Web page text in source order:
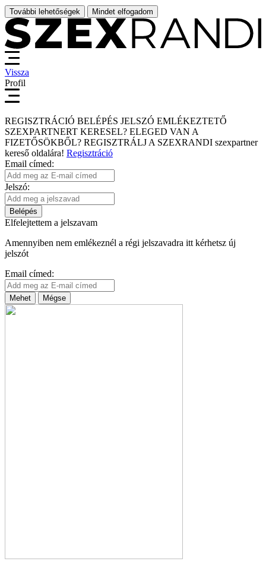
További lehetőségek Mindet elfogadom
Vissza
Profil
REGISZTRÁCIÓ BELÉPÉS JELSZÓ EMLÉKEZTETŐ
SZEXPARTNERT KERESEL? ELEGED VAN A
FIZETŐSÖKBŐL? REGISZTRÁLJ A SZEXRANDI szexpartner
kereső oldalára! Regisztráció
Email címed:
Jelszó:
Belépés
Elfelejtettem a jelszavam
Amennyiben nem emlékeznél a régi jelszavadra itt kérhetsz új
jelszót
Email címed:
Mehet Mégse